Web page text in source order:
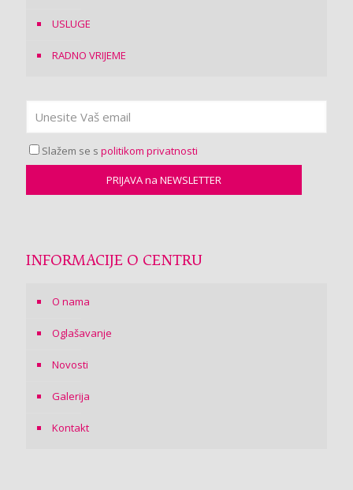
USLUGE
RADNO VRIJEME
Slažem se s politikom privatnosti
INFORMACIJE O CENTRU
O nama
Oglašavanje
Novosti
Galerija
Kontakt